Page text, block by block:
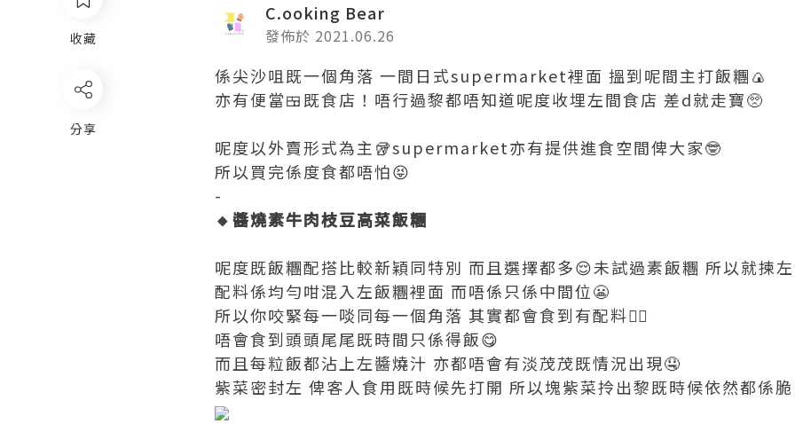
C.ooking Bear
發佈於 2021.06.26
係尖沙咀既一個角落 一間日式supermarket裡面 搵到呢間主打飯糰🍙
亦有便當🍱既食店！唔行過黎都唔知道呢度收埋左間食店 差d就走寶🥺
呢度以外賣形式為主🥡supermarket亦有提供進食空間俾大家🤓
所以買完係度食都唔怕😝
-
🔸醬燒素牛肉枝豆高菜飯糰
呢度既飯糰配搭比較新穎同特別 而且選擇都多😌未試過素飯糰 所以就揀
配料係均勻咁混入左飯糰裡面 而唔係只係中間位😬
所以你咬緊每一啖同每一個角落 其實都會食到有配料👍🏼
唔會食到頭頭尾尾既時間只係得飯😋
而且每粒飯都沾上左醬燒汁 亦都唔會有淡茂茂既情況出現🤤
紫菜密封左 俾客人食用既時候先打開 所以塊紫菜拎出黎既時候依然都係脆
收藏
分享